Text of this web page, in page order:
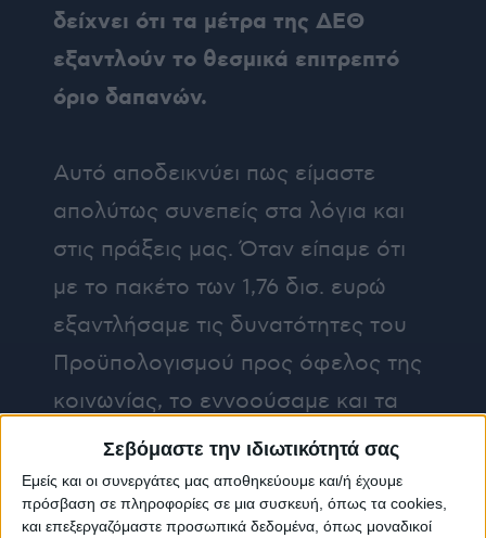
Σεβόμαστε την ιδιωτικότητά σας
Εμείς και οι συνεργάτες μας αποθηκεύουμε και/ή έχουμε
πρόσβαση σε πληροφορίες σε μια συσκευή, όπως τα cookies,
και επεξεργαζόμαστε προσωπικά δεδομένα, όπως μοναδικοί
δείχνει ότι τα μέτρα της ΔΕΘ
εξαντλούν το θεσμικά επιτρεπτό
όριο δαπανών.
Αυτό αποδεικνύει πως είμαστε
απολύτως συνεπείς στα λόγια και
στις πράξεις μας. Όταν είπαμε ότι
με το πακέτο των 1,76 δισ. ευρώ
εξαντλήσαμε τις δυνατότητες του
Προϋπολογισμού προς όφελος της
κοινωνίας, το εννοούσαμε και τα
στοιχεία το επιβεβαιώνουν. Γι’ αυτό
και καλούσαμε την αντιπολίτευση
να μας πει ποιους θα φορολογήσει